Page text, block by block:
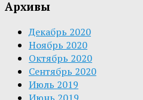
Архивы
Декабрь 2020
Ноябрь 2020
Октябрь 2020
Сентябрь 2020
Июль 2019